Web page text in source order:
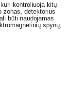
kontroliuoja kitų
zonas, detektorius
būti naudojamas
spynų,